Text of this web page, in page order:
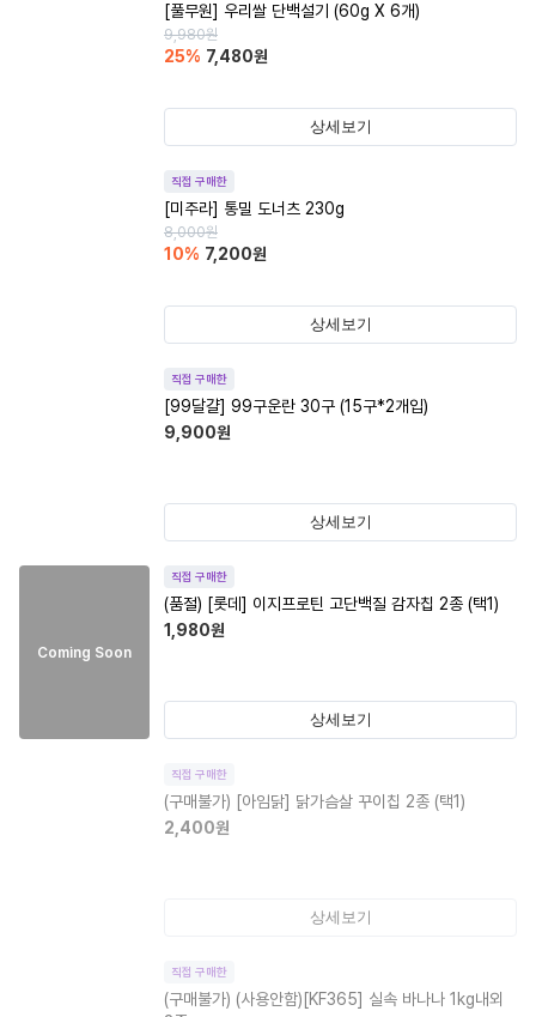
[풀무원] 우리쌀 단백설기 (60g X 6개)
9,980원
25% 7,480원
상세보기
직접 구매한
[미주라] 통밀 도너츠 230g
8,000원
10% 7,200원
상세보기
직접 구매한
[99달걀] 99구운란 30구 (15구*2개입)
9,900원
상세보기
Coming Soon
직접 구매한
(품절) [롯데] 이지프로틴 고단백질 감자칩 2종 (택1)
1,980원
상세보기
직접 구매한
(구매불가) [아임닭] 닭가슴살 꾸이칩 2종 (택1)
2,400원
상세보기
직접 구매한
(구매불가) (사용안함)[KF365] 실속 바나나 1kg내외